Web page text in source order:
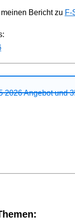
Bericht zu F-